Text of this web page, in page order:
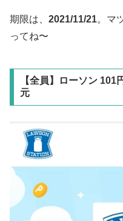
期限は、 2021/11/21。マ
ってね〜
【全員】ローソン 101
元